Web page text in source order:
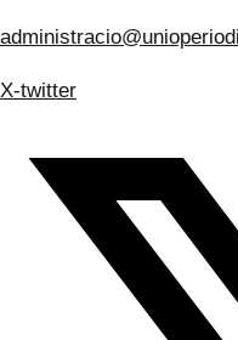
X-twitter